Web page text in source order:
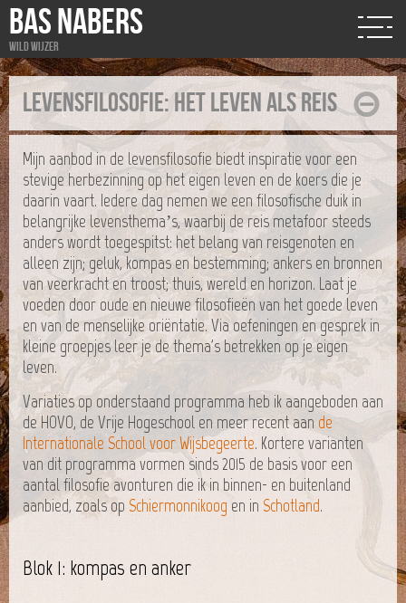
BAS NABERS
Wild wijzer
Levensfilosofie: het leven als reis
Mijn aanbod in de levensfilosofie biedt inspiratie voor een
stevige herbezinning op het eigen leven en de koers die je
daarin vaart. Iedere dag nemen we een filosofische duik in
belangrijke levensthema’s, waarbij de reis metafoor steeds
anders wordt toegespitst: het belang van reisgenoten en
alleen zijn; geluk, kompas en bestemming; ankers en bronnen
van veerkracht en troost; thuis, wereld en horizon. Laat je
voeden door oude en nieuwe filosofieën van het goede leven
en van de menselijke oriëntatie. Via oefeningen en gesprek in
kleine groepjes leer je de thema's betrekken op je eigen
leven.
Variaties op onderstaand programma heb ik aangeboden aan
de HOVO, de Vrije Hogeschool en meer recent aan de
Internationale School voor Wijsbegeerte. Kortere varianten
van dit programma vormen sinds 2015 de basis voor een
aantal filosofie avonturen die ik in binnen- en buitenland
aanbied, zoals op Schiermonnikoog en in Schotland.
Blok 1: kompas en anker